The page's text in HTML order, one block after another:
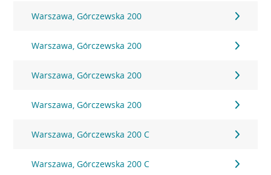
Warszawa, Górczewska 200
Warszawa, Górczewska 200
Warszawa, Górczewska 200
Warszawa, Górczewska 200
Warszawa, Górczewska 200 C
Warszawa, Górczewska 200 C